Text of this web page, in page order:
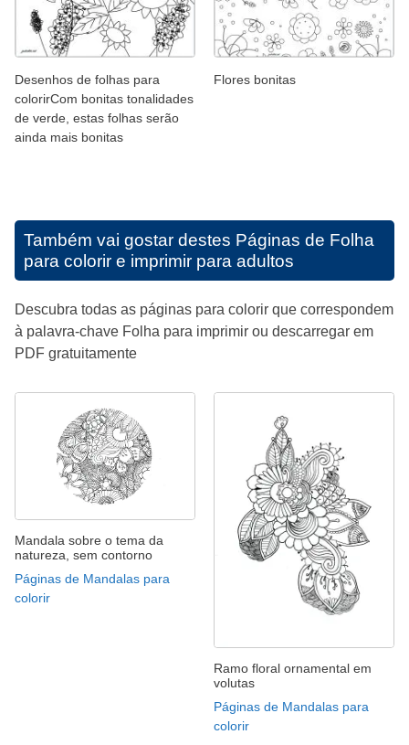
Desenhos de folhas para
colorirCom bonitas tonalidades
de verde, estas folhas serão
ainda mais bonitas
Flores bonitas
Também vai gostar destes Páginas de Folha
para colorir e imprimir para adultos
Descubra todas as páginas para colorir que correspondem
à palavra-chave Folha para imprimir ou descarregar em
PDF gratuitamente
Mandala sobre o tema da
natureza, sem contorno
Páginas de Mandalas para
colorir
Ramo floral ornamental em
volutas
Páginas de Mandalas para
colorir